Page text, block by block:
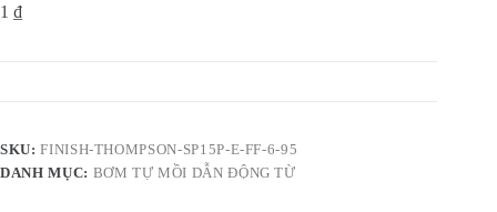
1 ₫
SKU:FINISH-THOMPSON-SP15P-E-FF-6-95
DANH MỤC: BƠM TỰ MỒI DẪN ĐỘNG TỪ